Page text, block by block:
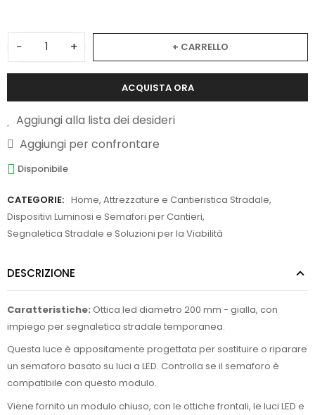
− + + CARRELLO
ACQUISTA ORA
Aggiungi alla lista dei desideri
Aggiungi per confrontare
Disponibile
CATEGORIE: Home, Attrezzature e Cantieristica Stradale,
Dispositivi Luminosi e Semafori per Cantieri,
Segnaletica Stradale e Soluzioni per la Viabilità
DESCRIZIONE
Caratteristiche: Ottica led diametro 200 mm - gialla, con
impiego per segnaletica stradale temporanea.
Questa luce è appositamente progettata per sostituire o riparare
un semaforo basato su luci a LED. Controlla se il semaforo è
compatibile con questo modulo.
Viene fornito un modulo chiuso, con le ottiche frontali, le luci LED e